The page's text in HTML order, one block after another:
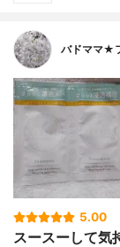
バドママ★
5.00
スースーして気